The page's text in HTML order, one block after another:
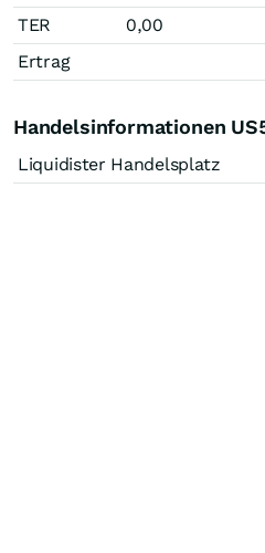
TER
0,00
Ertrag
Handelsinformationen
Liquidister Handelsplatz